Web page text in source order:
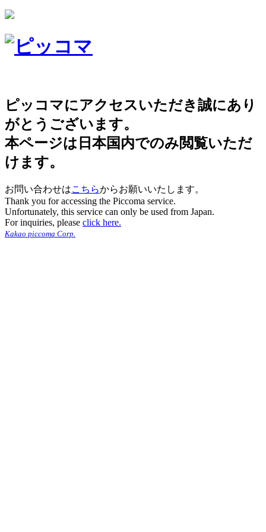
ピッコマにアクセスいただき誠にあり
がとうございます。
本ページは日本国内でのみ閲覧いただ
けます。
お問い合わせはこちらからお願いいたします。
Thank you for accessing the Piccoma service.
Unfortunately, this service can only be used from Japan.
For inquiries, please click here.
Kakao piccoma Corp.